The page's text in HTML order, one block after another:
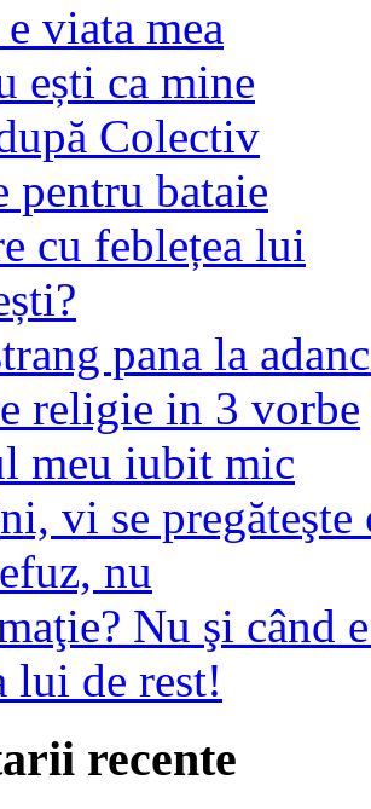
viata mea
ești ca mine
Colectiv
pentru bataie
cu feblețea lui
pana la
religie in 3 vorbe
meu iubit mic
vi se pregăteşte
nu
Nu şi când
lui de rest!
recente